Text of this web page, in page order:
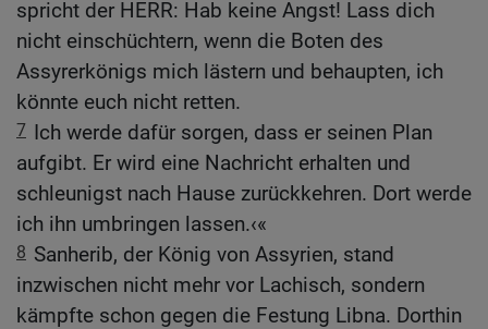
spricht der HERR: Hab keine Angst! Lass dich
nicht einschüchtern, wenn die Boten des
Assyrerkönigs mich lästern und behaupten, ich
könnte euch nicht retten.
7 Ich werde dafür sorgen, dass er seinen Plan
aufgibt. Er wird eine Nachricht erhalten und
schleunigst nach Hause zurückkehren. Dort werde
ich ihn umbringen lassen.‹«
8 Sanherib, der König von Assyrien, stand
inzwischen nicht mehr vor Lachisch, sondern
kämpfte schon gegen die Festung Libna. Dorthin